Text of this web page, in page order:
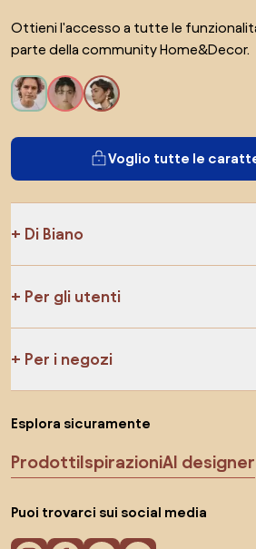
Ottieni l'accesso a tutte le
parte della community Home&Decor.
Voglio tutte le
Di Biano
Per gli utenti
Per i negozi
Esplora sicuramente
ProdottiIspirazioniAI designer
Puoi trovarci sui social media